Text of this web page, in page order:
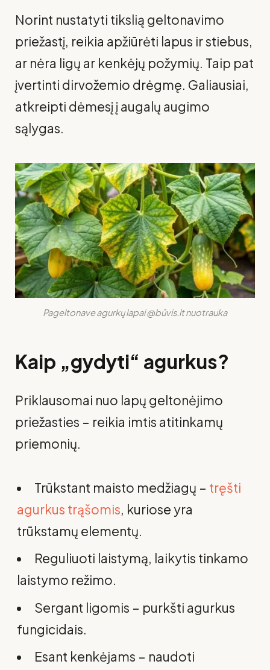
Norint nustatyti tikslią geltonavimo
priežastį, reikia apžiūrėti lapus ir stiebus,
ar nėra ligų ar kenkėjų požymių. Taip pat
įvertinti dirvožemio drėgmę. Galiausiai,
atkreipti dėmesį į augalų augimo
sąlygas.
Pageltonave agurkų lapai @būvis.lt nuotrauka
Kaip „gydyti“ agurkus?
Priklausomai nuo lapų geltonėjimo
priežasties – reikia imtis atitinkamų
priemonių.
Trūkstant maisto medžiagų – tręšti
agurkus trąšomis, kuriose yra
trūkstamų elementų.
Reguliuoti laistymą, laikytis tinkamo
laistymo režimo.
Sergant ligomis – purkšti agurkus
fungicidais.
Esant kenkėjams – naudoti